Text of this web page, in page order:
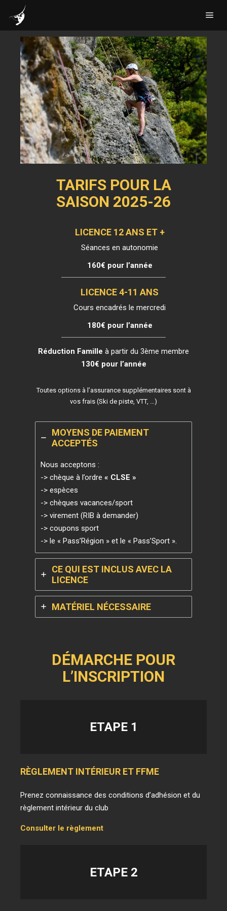
TARIFS POUR LA
SAISON 2025-26
LICENCE 12 ANS ET +
Séances en autonomie
160€ pour l’année
LICENCE 4-11 ANS
Cours encadrés le mercredi
180€ pour l’année
Réduction Famille à partir du 3ème membre
130€ pour l’année
Toutes options à l’assurance supplémentaires sont à
vos frais (Ski de piste, VTT, …)
MOYENS DE PAIEMENT
ACCEPTÉS
Nous acceptons :
-> chèque à l’ordre« CLSE »
-> espèces
-> chèques vacances/sport
-> virement (RIB à demander)
-> coupons sport
-> le « Pass’Région » et le « Pass’Sport ».
CE QUI EST INCLUS AVEC LA
LICENCE
MATÉRIEL NÉCESSAIRE
DÉMARCHE POUR
L’INSCRIPTION
ETAPE 1
RÈGLEMENT INTÉRIEUR ET FFME
Prenez connaissance des conditions d’adhésion et du
règlement intérieur du club
Consulter le règlement
ETAPE 2